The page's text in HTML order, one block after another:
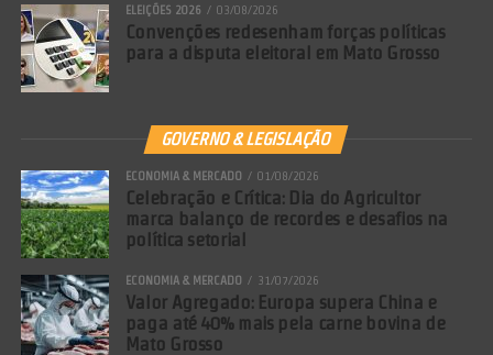
ELEIÇÕES 2026 03/08/2026
Convenções redesenham forças políticas
para a disputa eleitoral em Mato Grosso
GOVERNO & LEGISLAÇÃO
ECONOMIA & MERCADO 01/08/2026
Celebração e Crítica: Dia do Agricultor
marca balanço de recordes e desafios na
política setorial
ECONOMIA & MERCADO 31/07/2026
Valor Agregado: Europa supera China e
paga até 40% mais pela carne bovina de
Mato Grosso